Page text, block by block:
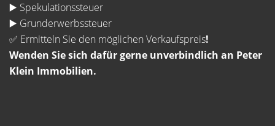
▶️ Spekulationssteuer
▶️ Grunderwerbssteuer
✅ Ermitteln Sie den möglichen Verkaufspreis!
Wenden Sie sich dafür gerne unverbindlich an Peter
Klein Immobilien.